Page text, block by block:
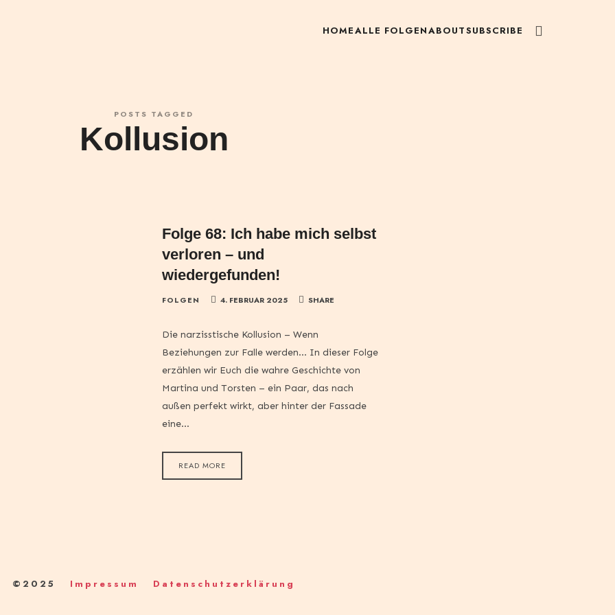
HOMEALLE FOLGENABOUTSUBSCRIBE
POSTS TAGGED
Kollusion
Folge 68: Ich habe mich selbst
verloren – und
wiedergefunden!
FOLGEN 4. FEBRUAR 2025 SHARE
Die narzisstische Kollusion – Wenn
Beziehungen zur Falle werden… In dieser Folge
erzählen wir Euch die wahre Geschichte von
Martina und Torsten – ein Paar, das nach
außen perfekt wirkt, aber hinter der Fassade
eine…
READ MORE
©2025 Impressum Datenschutzerklärung